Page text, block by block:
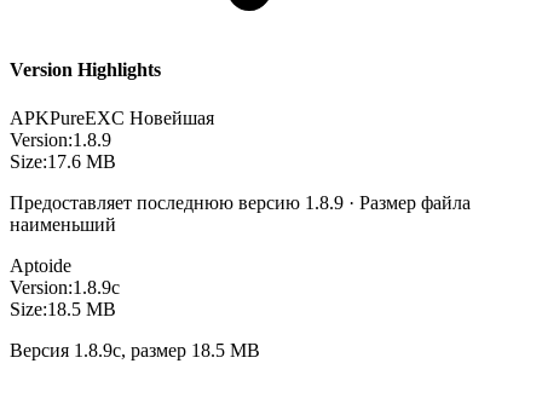
Version Highlights
APKPureEXC Новейшая
Version:1.8.9
Size:17.6 MB
Предоставляет последнюю версию 1.8.9 · Размер файла
наименьший
Aptoide
Version:1.8.9c
Size:18.5 MB
Версия 1.8.9c, размер 18.5 MB